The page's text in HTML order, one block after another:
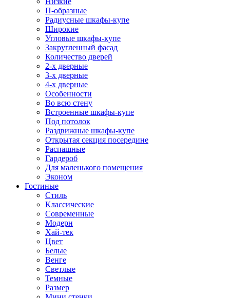
П-образные
Радиусные шкафы-купе
Широкие
Угловые шкафы-купе
Закругленный фасад
Количество дверей
2-х дверные
3-х дверные
4-х дверные
Особенности
Во всю стену
Встроенные шкафы-купе
Под потолок
Раздвижные шкафы-купе
Открытая секция посередине
Распашные
Гардероб
Для маленького помещения
Эконом
Гостиные
Стиль
Классические
Современные
Модерн
Хай-тек
Цвет
Белые
Венге
Светлые
Темные
Размер